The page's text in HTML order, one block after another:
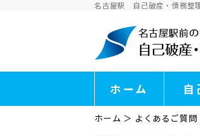
名古屋駅 自己破産・債務整
ホーム 自
ホーム ＞ よくあるご質問